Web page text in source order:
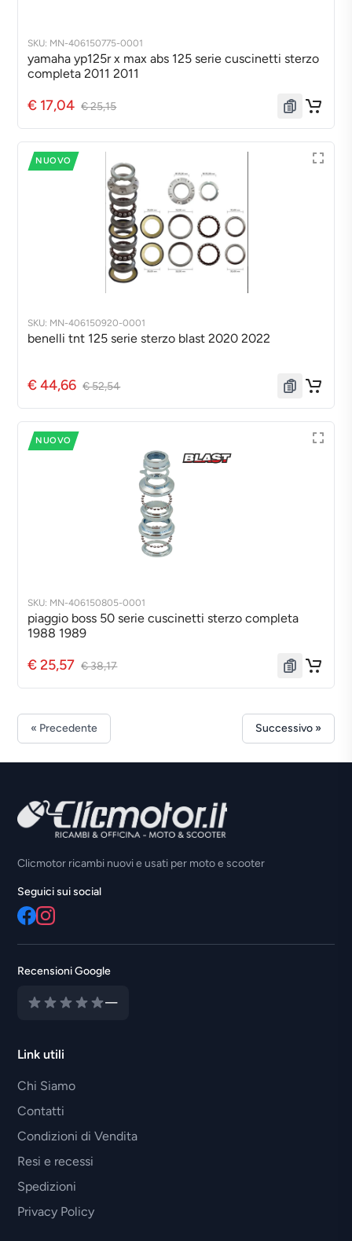
SKU: MN-406150775-0001
yamaha yp125r x max abs 125 serie cuscinetti sterzo
completa 2011 2011
€ 17,04 € 25,15
NUOVO
SKU: MN-406150920-0001
benelli tnt 125 serie sterzo blast 2020 2022
€ 44,66 € 52,54
NUOVO
SKU: MN-406150805-0001
piaggio boss 50 serie cuscinetti sterzo completa
1988 1989
€ 25,57 € 38,17
« Precedente Successivo »
Clicmotor ricambi nuovi e usati per moto e scooter
Seguici sui social
Recensioni Google
—
Link utili
Chi Siamo
Contatti
Condizioni di Vendita
Resi e recessi
Spedizioni
Privacy Policy